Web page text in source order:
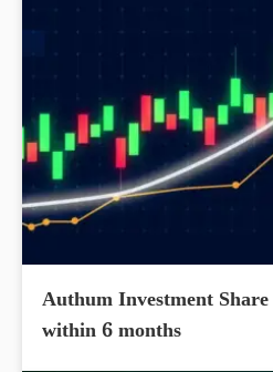
Authum Investment
within 6 months